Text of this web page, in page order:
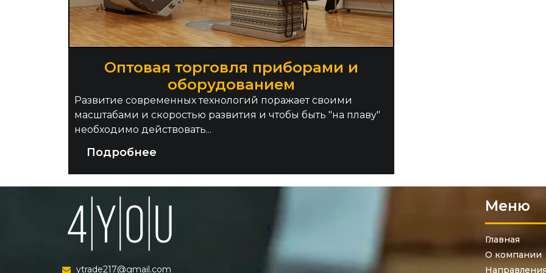
Оптовая торговля приборами и
оборудованием
Развитие современных технологий поражает своими
масштабами и скоростью развития и чтобы быть "на плаву"
необходимо действовать...
Подробнее
ytrade217@gmail.com
Меню
Главная
О компании